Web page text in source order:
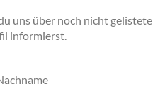
uns über noch nicht gelistete
informierst.